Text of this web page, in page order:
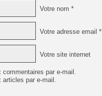
Votre nom *
Votre adresse email *
Votre site internet
commentaires par e-mail.
articles par e-mail.